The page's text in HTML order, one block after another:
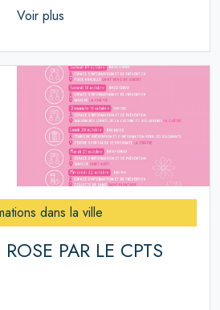
Voir plus
dans la ville
PAR LE CPTS